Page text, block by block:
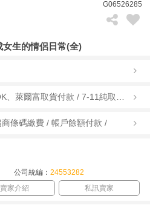
G06526285
生的情侶日常(全)
條碼繳費 / 帳戶餘額付款 /
公司統編： 24553282
賣家介紹 私訊賣家